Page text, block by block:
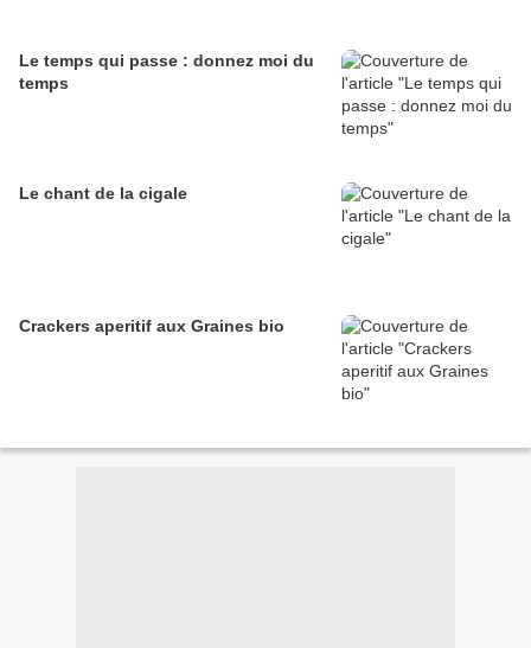
Le temps qui passe : donnez moi du
temps
Le chant de la cigale
Crackers aperitif aux Graines bio